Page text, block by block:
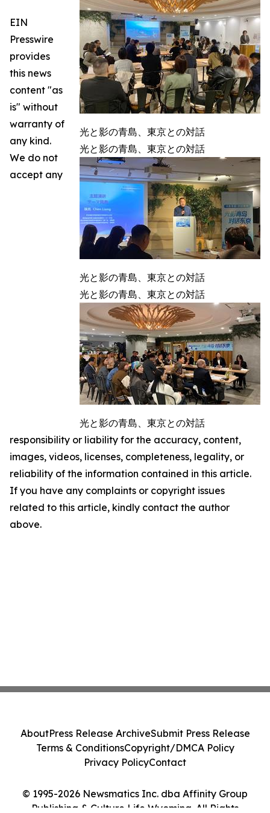
光と影の青島、東京との対話
光と影の青島、東京との対話
光と影の青島、東京との対話
光と影の青島、東京との対話
光と影の青島、東京との対話
EIN
Presswire
provides
this news
content "as
is" without
warranty of
any kind.
We do not
accept any
responsibility or liability for the accuracy, content,
images, videos, licenses, completeness, legality, or
reliability of the information contained in this article.
If you have any complaints or copyright issues
related to this article, kindly contact the author
above.
© 1995-2026 Newsmatics Inc. dba Affinity Group
Publishing & Culture Life Wyoming. All Rights
AboutPress Release ArchiveSubmit Press Release
Terms & ConditionsCopyright/DMCA Policy
Privacy PolicyContact